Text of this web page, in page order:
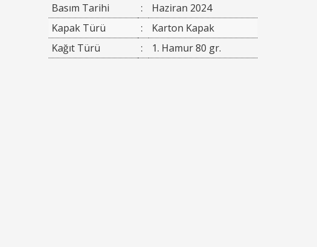
Basım Tarihi
:
Haziran 2024
Kapak Türü
:
Karton Kapak
Kağıt Türü
: 1. Hamur 80 gr.